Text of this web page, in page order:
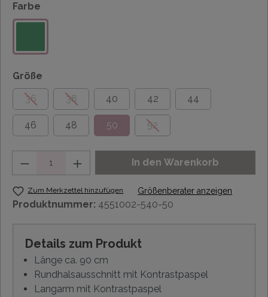
Farbe
Größe
36
38 40 42 44
46 48 50 52
In den Warenkorb
Zum Merkzettel hinzufügen Größenberater anzeigen
Produktnummer: 4551002-540-50
Details zum Produkt
Länge ca. 90 cm
Rundhalsausschnitt mit Kontrastpaspel
Langarm mit Kontrastpaspel